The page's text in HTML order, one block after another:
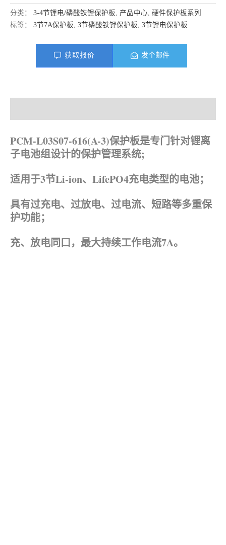
分类： 3-4节锂电/磷酸铁锂保护板 产品中心 硬件保护板系列
标签： 3节7A保护板 3节磷酸铁锂保护板 3节锂电保护板
获取报价 发个邮件
PCM-L03S07-616(A-3)保护板是专门针对锂离
子电池组设计的保护管理系统;
适用于3节Li-ion、 LifePO4充电类型的电池；
具有过充电、过放电、过电流、短路等多重保
护功能；
充、放电同口，最大持续工作电流7A。